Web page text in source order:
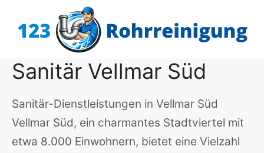
Inhalt
Sanitär Vellmar Süd
Sanitär-Dienstleistungen in Vellmar Süd
Vellmar Süd, ein charmantes Stadtviertel mit
etwa 8.000 Einwohnern, bietet eine Vielzahl